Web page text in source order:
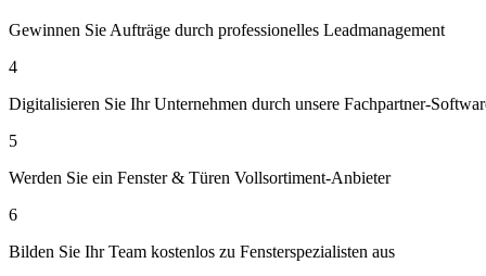
Gewinnen Sie Aufträge durch professionelles Leadmanagement
4
Digitalisieren Sie Ihr Unternehmen durch unsere Fachpartner-
5
Werden Sie ein Fenster & Türen Vollsortiment-Anbieter
6
Bilden Sie Ihr Team kostenlos zu Fensterspezialisten aus